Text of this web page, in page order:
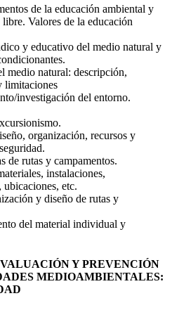
de la educación ambiental y
Valores de la educación
y educativo del medio natural y
medio natural: descripción,
limitaciones
investigación del entorno.
organización, recursos y
de rutas y campamentos.
instalaciones,
etc.
y diseño de rutas y
del material individual y
Y PREVENCIÓN
MEDIOAMBIENTALES: